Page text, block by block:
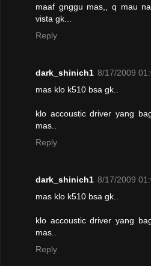
maaf gnggu mas,, q mau
vista gk...
Reply
dark_shinich1 8/17/2009
mas klo k510 bsa gk..
klo accoustic driver yang
mas..
Reply
dark_shinich1 8/17/2009
mas klo k510 bsa gk..
klo accoustic driver yang
mas..
Reply